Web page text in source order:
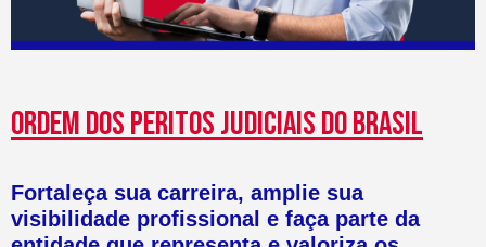
ORDEM DOS PERITOS JUDICIAIS DO BRASIL
Fortaleça sua carreira, amplie sua
visibilidade profissional e faça parte da